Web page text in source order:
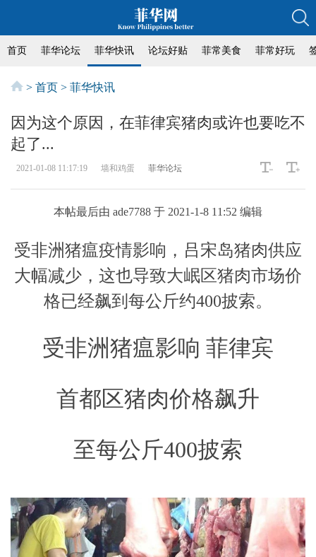
首页 菲华论坛 菲华快讯 论坛好贴 菲常美食 菲常好玩
> 首页 > 菲华快讯
因为这个原因，在菲律宾猪肉或许也要吃不
起了...
2021-01-08 11:17:19 墙和鸡蛋 菲华论坛
本帖最后由 ade7788 于 2021-1-8 11:52 编辑
受非洲猪瘟疫情影响，吕宋岛猪肉供应
大幅减少，这也导致大岷区猪肉市场价
格已经飙到每公斤约400披索。
受非洲猪瘟影响 菲律宾
首都区猪肉价格飙升
至每公斤400披索